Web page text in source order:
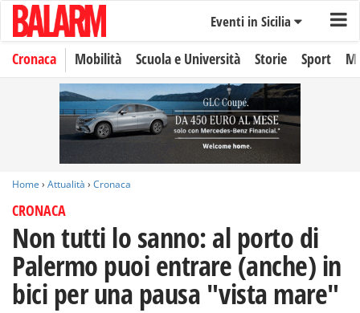
Eventi in Sicilia
Cronaca Mobilità Scuola e Università Storie Sport
Home › Attualità › Cronaca
CRONACA
Non tutti lo sanno: al porto di
Palermo puoi entrare (anche) in
bici per una pausa "vista mare"